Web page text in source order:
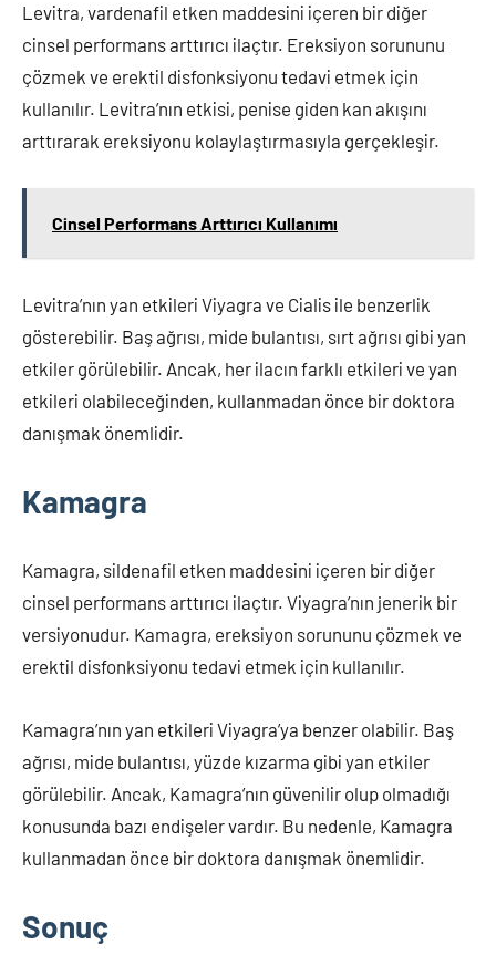
Levitra, vardenafil etken maddesini içeren bir diğer
cinsel performans arttırıcı ilaçtır. Ereksiyon sorununu
çözmek ve erektil disfonksiyonu tedavi etmek için
kullanılır. Levitra’nın etkisi, penise giden kan akışını
arttırarak ereksiyonu kolaylaştırmasıyla gerçekleşir.
Cinsel Performans Arttırıcı Kullanımı
Levitra’nın yan etkileri Viyagra ve Cialis ile benzerlik
gösterebilir. Baş ağrısı, mide bulantısı, sırt ağrısı gibi yan
etkiler görülebilir. Ancak, her ilacın farklı etkileri ve yan
etkileri olabileceğinden, kullanmadan önce bir doktora
danışmak önemlidir.
Kamagra
Kamagra, sildenafil etken maddesini içeren bir diğer
cinsel performans arttırıcı ilaçtır. Viyagra’nın jenerik bir
versiyonudur. Kamagra, ereksiyon sorununu çözmek ve
erektil disfonksiyonu tedavi etmek için kullanılır.
Kamagra’nın yan etkileri Viyagra’ya benzer olabilir. Baş
ağrısı, mide bulantısı, yüzde kızarma gibi yan etkiler
görülebilir. Ancak, Kamagra’nın güvenilir olup olmadığı
konusunda bazı endişeler vardır. Bu nedenle, Kamagra
kullanmadan önce bir doktora danışmak önemlidir.
Sonuç